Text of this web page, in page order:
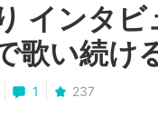
インタ
歌い続け
1
237